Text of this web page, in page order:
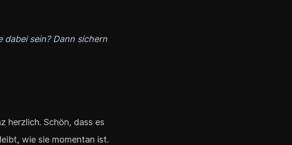
dabei sein? Dann sichern
herzlich. Schön, dass es
wie sie momentan ist.